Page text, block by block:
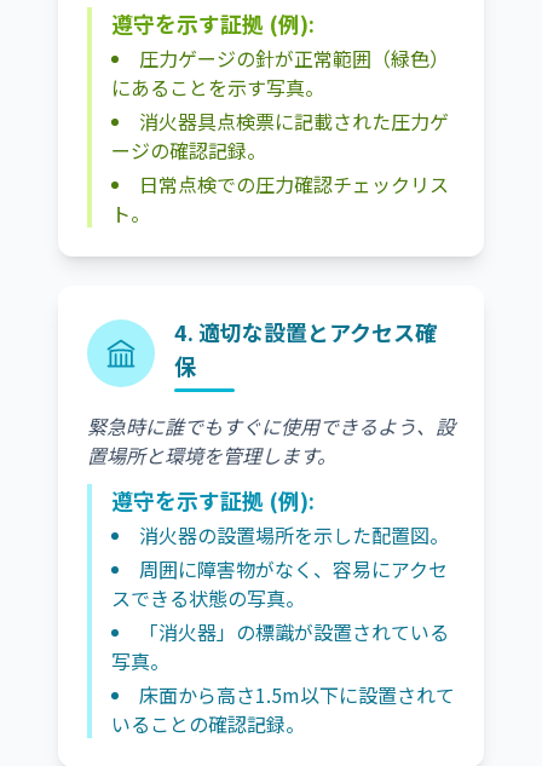
遵守を示す証拠 (例):
圧力ゲージの針が正常範囲（緑色）
にあることを示す写真。
消火器具点検票に記載された圧力ゲ
ージの確認記録。
日常点検での圧力確認チェックリス
ト。
4. 適切な設置とアクセス確
保
緊急時に誰でもすぐに使用できるよう、設
置場所と環境を管理します。
遵守を示す証拠 (例):
消火器の設置場所を示した配置図。
周囲に障害物がなく、容易にアクセ
スできる状態の写真。
「消火器」の標識が設置されている
写真。
床面から高さ1.5m以下に設置されて
いることの確認記録。